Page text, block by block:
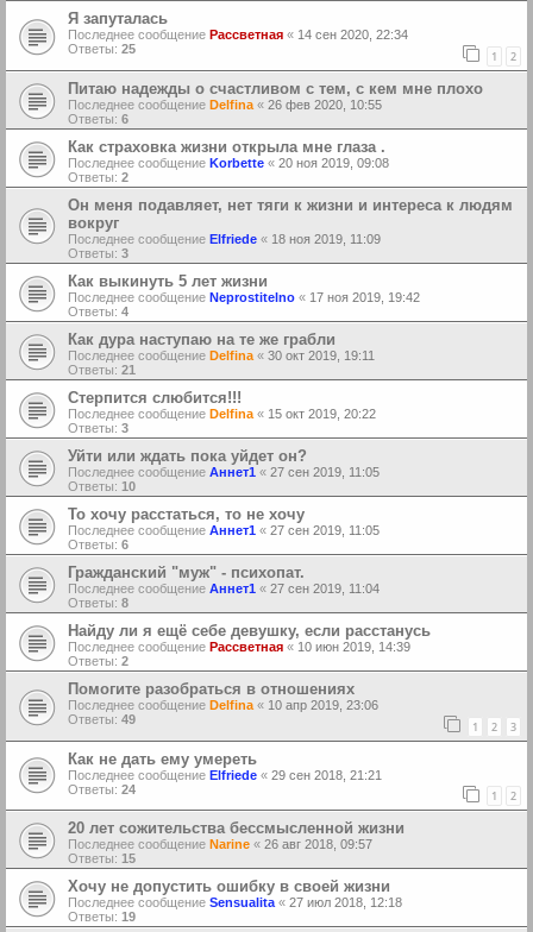
Я запуталась
Последнее сообщение Рассветная « 14 сен 2020, 22:34
Ответы: 25 1 2
Питаю надежды о счастливом с тем, с кем мне плохо
Последнее сообщение Delfina « 26 фев 2020, 10:55
Ответы: 6
Как страховка жизни открыла мне глаза .
Последнее сообщение Korbette « 20 ноя 2019, 09:08
Ответы: 2
Он меня подавляет, нет тяги к жизни и интереса к людям
вокруг
Последнее сообщение Elfriede « 18 ноя 2019, 11:09
Ответы: 3
Как выкинуть 5 лет жизни
Последнее сообщение Neprostitelno « 17 ноя 2019, 19:42
Ответы: 4
Как дура наступаю на те же грабли
Последнее сообщение Delfina « 30 окт 2019, 19:11
Ответы: 21
Стерпится слюбится!!!
Последнее сообщение Delfina « 15 окт 2019, 20:22
Ответы: 3
Уйти или ждать пока уйдет он?
Последнее сообщение Аннет1 « 27 сен 2019, 11:05
Ответы: 10
То хочу расстаться, то не хочу
Последнее сообщение Аннет1 « 27 сен 2019, 11:05
Ответы: 6
Гражданский "муж" - психопат.
Последнее сообщение Аннет1 « 27 сен 2019, 11:04
Ответы: 8
Найду ли я ещё себе девушку, если расстанусь
Последнее сообщение Рассветная « 10 июн 2019, 14:39
Ответы: 2
Помогите разобраться в отношениях
Последнее сообщение Delfina « 10 апр 2019, 23:06
Ответы: 49 1 2 3
Как не дать ему умереть
Последнее сообщение Elfriede « 29 сен 2018, 21:21
Ответы: 24 1 2
20 лет сожительства бессмысленной жизни
Последнее сообщение Narine « 26 авг 2018, 09:57
Ответы: 15
Хочу не допустить ошибку в своей жизни
Последнее сообщение Sensualita « 27 июл 2018, 12:18
Ответы: 19